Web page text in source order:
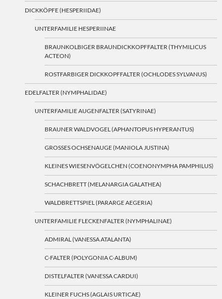
DICKKÖPFE (HESPERIIDAE)
UNTERFAMILIE HESPERIINAE
BRAUNKOLBIGER BRAUNDICKKOPFFALTER (THYMILICUS
ACTEON)
ROSTFARBIGER DICKKOPFFALTER (OCHLODES SYLVANUS)
EDELFALTER (NYMPHALIDAE)
UNTERFAMILIE AUGENFALTER (SATYRINAE)
BRAUNER WALDVOGEL (APHANTOPUS HYPERANTUS)
GROSSES OCHSENAUGE (MANIOLA JUSTINA)
KLEINES WIESENVÖGELCHEN (COENONYMPHA PAMPHILUS)
SCHACHBRETT (MELANARGIA GALATHEA)
WALDBRETTSPIEL (PARARGE AEGERIA)
UNTERFAMILIE FLECKENFALTER (NYMPHALINAE)
ADMIRAL (VANESSA ATALANTA)
C-FALTER (POLYGONIA C-ALBUM)
DISTELFALTER (VANESSA CARDUI)
KLEINER FUCHS (AGLAIS URTICAE)